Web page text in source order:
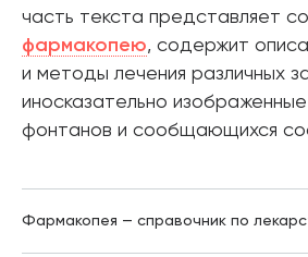
часть текста представляет
фармакопею, содержит
и методы лечения различных
иносказательно
фонтанов и сообщающихся
Фармакопея — справочник по